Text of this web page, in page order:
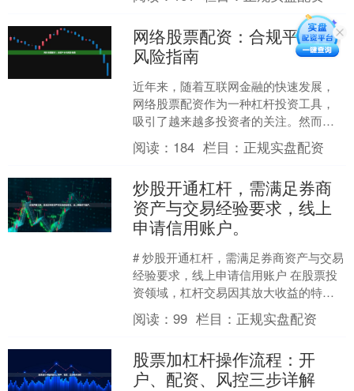
资世界门户，成为投资者首先....
网络股票配资：合规平台与
风险指南
近年来，随着互联网金融的快速发展，
网络股票配资作为一种杠杆投资工具，
吸引了越来越多投资者的关注。然而，
配资市场鱼龙混杂，如何识别合规平
台、规避潜在风险，成为投资....
阅读： 184 栏目： 正规实盘配资
炒股开通杠杆，需满足券商
资产与交易经验要求，线上
申请信用账户。
# 炒股开通杠杆，需满足券商资产与交易
经验要求，线上申请信用账户 在股票投
资领域，杠杆交易因其放大收益的特性
而备受关注。对于希望提升资金使用效
率的投资者而言，开....
阅读：99 栏目： 正规实盘配资
股票加杠杆操作流程：开
户、配资、风控三步详解